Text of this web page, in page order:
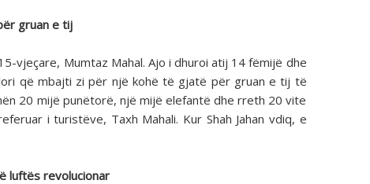
gruan e tij
vjeçare, Mumtaz Mahal. Ajo i dhuroi atij 14 fëmijë dhe
që mbajti zi për një kohë të gjatë për gruan e tij të
20 mijë punëtorë, një mijë elefantë dhe rreth 20 vite
i turistëve, Taxh Mahali. Kur Shah Jahan vdiq, e
luftës revolucionar